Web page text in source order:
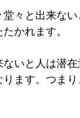
々と出来ない
かれます。
いと人は潜
ます。つま